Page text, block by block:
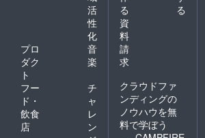
活
性
化
プロ
ダク
ト
音
楽
フー
ド・
飲食
店
チ
ャ
レ
ン
る
る
資
料
請
求
クラウドファ
ンディングの
ノウハウを無
料で学ぼう